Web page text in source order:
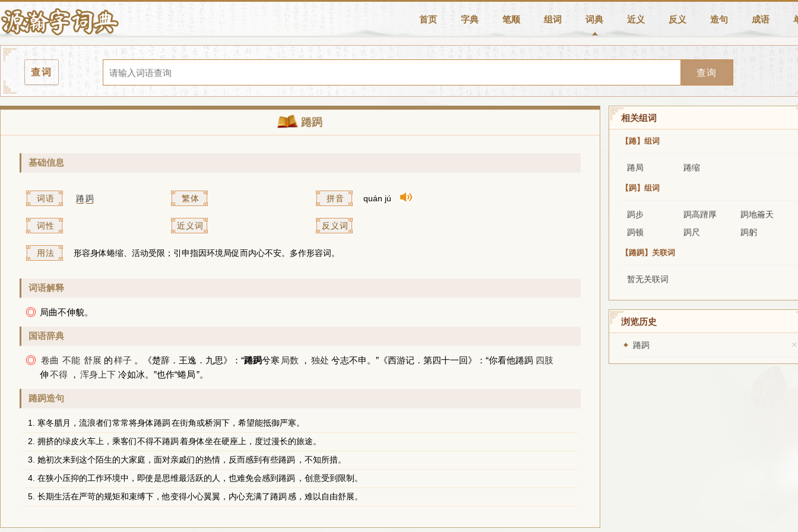
首页 字典 笔顺 组词 词典 近义 反义 造句 成语
查词 查询
踡跼
基础信息
词语 踡跼 繁体 拼音 quán jú
词性 近义词 反义词
用法 形容身体蜷缩、活动受限；引申指因环境局促而内心不安。多作形容词。
词语解释
◎ 局曲不伸貌。
国语辞典
◎ 卷曲 不能 舒展 的样子 。 《楚辞．王逸．九思》 ：“踡跼兮寒 局数 ， 独处 兮志不申。” 《西游记．第四十一回》 ：“你看他踡跼 四肢
伸不得 ， 浑身上下 冷如冰。”也作“蜷局”。
踡跼造句
1. 寒冬腊月，流浪者们常常将身体踡跼在街角或桥洞下，希望能抵御严寒。
2. 拥挤的绿皮火车上，乘客们不得不踡跼着身体坐在硬座上，度过漫长的旅途。
3. 她初次来到这个陌生的大家庭，面对亲戚们的热情，反而感到有些踡跼 ，不知所措。
4. 在狭小压抑的工作环境中，即使是思维最活跃的人，也难免会感到踡跼 ，创意受到限制。
5. 长期生活在严苛的规矩和束缚下，他变得小心翼翼，内心充满了踡跼感，难以自由舒展。
相关组词
【踡】组词
踡局 踡缩
【跼】组词
跼步 跼高蹐厚
跼地籥天
跼顿
跼尺 跼躬
【踡跼】关联词
暂无关联词
浏览历史
踡跼 ×